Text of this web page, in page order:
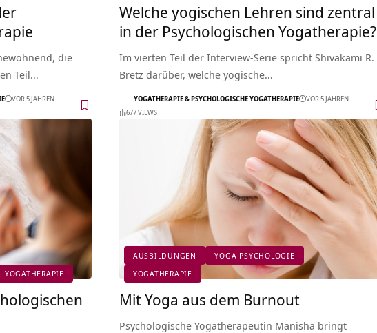
die
Teil…
VOR 5 JAHREN
Welche yogischen Lehren sind zentral
in der Psychologischen Yogatherapie?
Im vierten Teil der Interview-Serie spricht Shivakami R.
Bretz darüber, welche yogische…
YOGATHERAPIE & PSYCHOLOGISCHE YOGATHERAPIE
VOR 5 JAHREN
677 VIEWS
YOGATHERAPIE
AUSBILDUNGEN
YOGA PSYCHOLOGIE
YOGATHERAPIE
Mit Yoga aus dem Burnout
Psychologische Yogatherapeutin Manisha bringt